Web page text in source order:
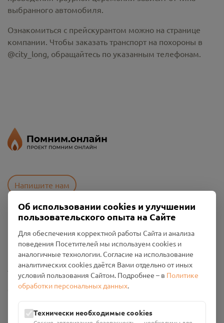
выбранного автомобиля.
Ознакомиться с прейскурантом можно на странице
компании. Чтобы заказать транспорт на похороны в
@city_long, обращайтесь по указанным телефонам.
Напишите нам
Политика конфиденциальности
Промо-материалы
Настройки cookies
Общество с ограниченной ответственностью «Смоленский
Проект Помним»
ИНН: 6700029207 ОГРН: 1256700001986
Об использовании cookies и улучшении
пользовательского опыта на Сайте
Для обеспечения корректной работы Сайта и анализа
поведения Посетителей мы используем cookies и
аналогичные технологии. Согласие на использование
аналитических cookies даётся Вами отдельно от иных
условий пользования Сайтом. Подробнее – в Политике
обработки персональных данных.
Технически необходимые cookies